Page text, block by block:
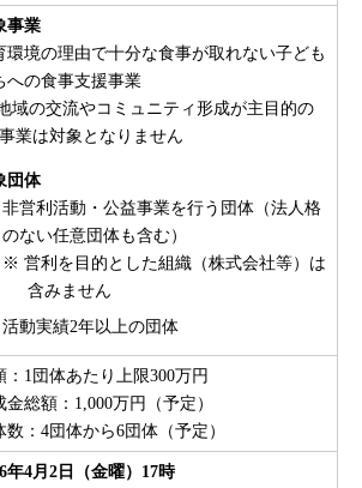
事業
環境の理由で十分な食事が取れない子ども
への食事支援事業
域の交流やコミュニティ形成が主目的の
事業は対象となりません
団体
非営利活動・公益事業を行う団体（法人格
のない任意団体も含む）
※ 営利を目的とした組織（株式会社等）は
含みません
活動実績2年以上の団体
：1団体あたり上限300万円
金総額：1,000万円（予定）
数：4団体から6団体（予定）
年4月2日（金曜）17時